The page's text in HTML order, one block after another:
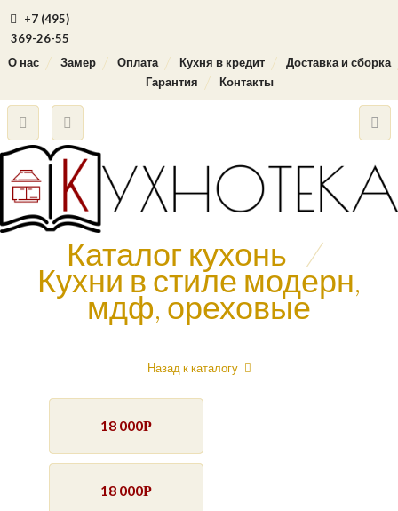
+7 (495)
369-26-55
О нас
Замер Оплата Кухня в кредит
Доставка и сборка
Гарантия
Контакты
Каталог кухонь /
Кухни в стиле модерн,
мдф, ореховые
Назад к каталогу
18 000Р
18 000Р